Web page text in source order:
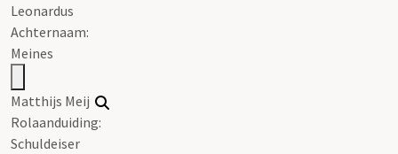
Leonardus
Achternaam:
Meines
Matthijs Meij
Rolaanduiding:
Schuldeiser